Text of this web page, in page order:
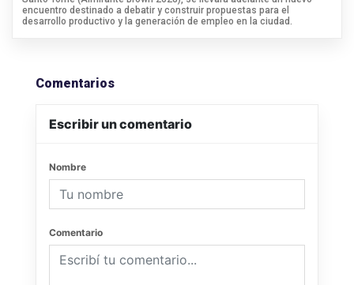
encuentro destinado a debatir y construir propuestas para el
desarrollo productivo y la generación de empleo en la ciudad.
Comentarios
Escribir un comentario
Nombre
Comentario